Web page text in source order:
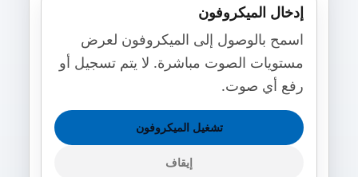
إدخال الميكروفون
اسمح بالوصول إلى الميكروفون لعرض
مستويات الصوت مباشرة. لا يتم تسجيل أو
رفع أي صوت.
تشغيل الميكروفون
إيقاف